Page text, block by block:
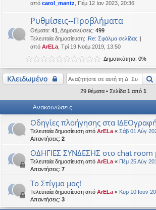
από carol_mantz , Πέμ 12 Ιαν 2023, 20:36
Ρυθμίσεις--Προβλήματα
Θέματα: 41 Δημοσιεύσεις: 499
Τελευταία δημοσίευση:
Re: Σφάλμα σελίδας
από ArELa , Τρί 19 Νοέμ 2019, 13:50
Δημοτικότητα: 0%
Κλειδωμένο
29 θέματα • Σελίδα 1 από 1
Ανακοινώσεις
Οδηγίες πλοήγησης στα
Τελευταία δημοσίευση από ArELa « Σάβ 01 Αύγ
Απαντήσεις: 2
ΟΔΗΓΙΕΣ ΣΥΝΔΕΣΗΣ στο chat room
Τελευταία δημοσίευση από ArELa « Πέμ 25 Αύγ
Απαντήσεις: 7
To Στίγμα μας!
Τελευταία δημοσίευση από ArELa « Κυρ 10 Ιουν
Απαντήσεις: 3